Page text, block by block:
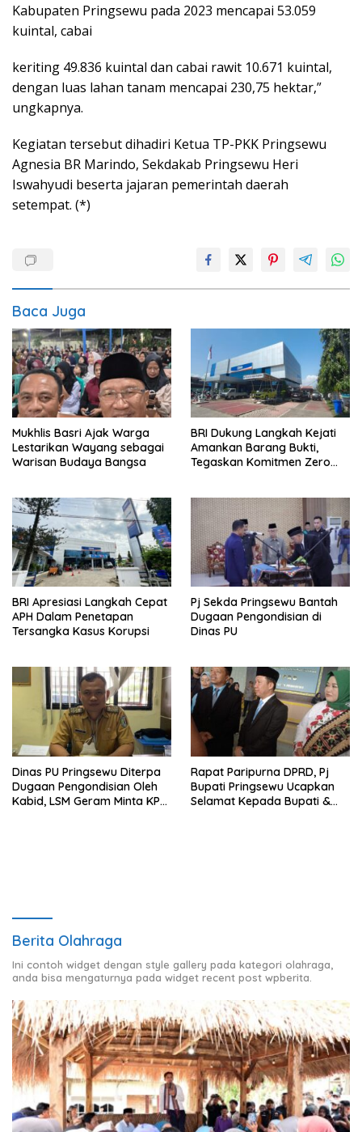
Kabupaten Pringsewu pada 2023 mencapai 53.059
kuintal, cabai
keriting 49.836 kuintal dan cabai rawit 10.671 kuintal,
dengan luas lahan tanam mencapai 230,75 hektar,”
ungkapnya.
Kegiatan tersebut dihadiri Ketua TP-PKK Pringsewu
Agnesia BR Marindo, Sekdakab Pringsewu Heri
Iswahyudi beserta jajaran pemerintah daerah
setempat. (*)
Baca Juga
Mukhlis Basri Ajak Warga
Lestarikan Wayang sebagai
Warisan Budaya Bangsa
BRI Dukung Langkah Kejati
Amankan Barang Bukti,
Tegaskan Komitmen Zero
BRI Apresiasi Langkah Cepat
APH Dalam Penetapan
Tersangka Kasus Korupsi
Pj Sekda Pringsewu Bantah
Dugaan Pengondisian di
Dinas PU
Dinas PU Pringsewu Diterpa
Dugaan Pengondisian Oleh
Kabid, LSM Geram Minta KPK
Rapat Paripurna DPRD, Pj
Bupati Pringsewu Ucapkan
Selamat Kepada Bupati &
Berita Olahraga
Ini contoh widget dengan style gallery pada kategori olahraga,
anda bisa mengaturnya pada widget recent post wpberita.